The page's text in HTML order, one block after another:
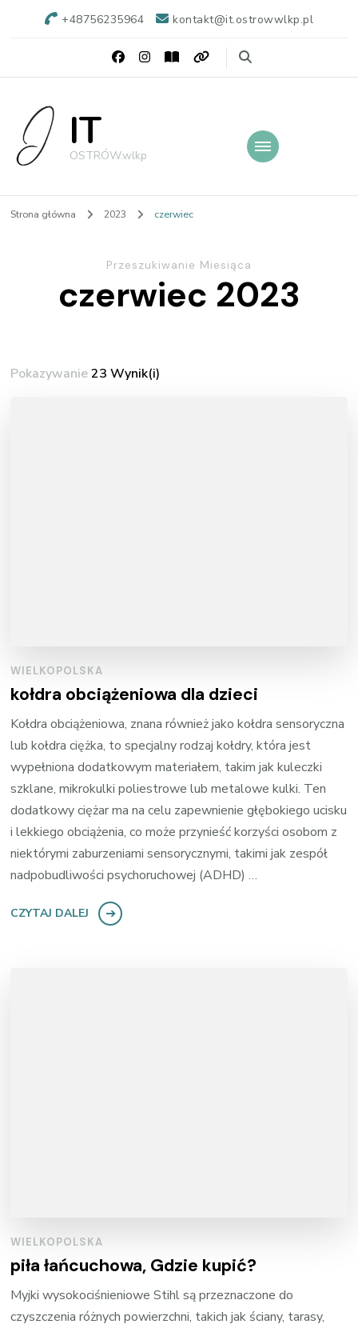
+48756235964 kontakt@it.ostrowwlkp.pl
IT
OSTRÓW.wlkp
Strona główna 2023 czerwiec
Przeszukiwanie Miesiąca
czerwiec 2023
Pokazywanie23 Wynik(i)
WIELKOPOLSKA
kołdra obciążeniowa dla dzieci
Kołdra obciążeniowa, znana również jako kołdra sensoryczna
lub kołdra ciężka, to specjalny rodzaj kołdry, która jest
wypełniona dodatkowym materiałem, takim jak kuleczki
szklane, mikrokulki poliestrowe lub metalowe kulki. Ten
dodatkowy ciężar ma na celu zapewnienie głębokiego ucisku
i lekkiego obciążenia, co może przynieść korzyści osobom z
niektórymi zaburzeniami sensorycznymi, takimi jak zespół
nadpobudliwości psychoruchowej (ADHD) …
CZYTAJ DALEJ
WIELKOPOLSKA
piła łańcuchowa, Gdzie kupić?
Myjki wysokociśnieniowe Stihl są przeznaczone do
czyszczenia różnych powierzchni, takich jak ściany, tarasy,